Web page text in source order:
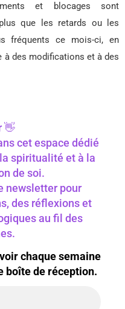
et blocages sont
que les retards ou les
fréquents ce mois-ci, en
à des modifications et à des
👋
cet espace dédié
spiritualité et à la
de soi.
newsletter pour
des réflexions et
au fil des
chaque semaine
boîte de réception.